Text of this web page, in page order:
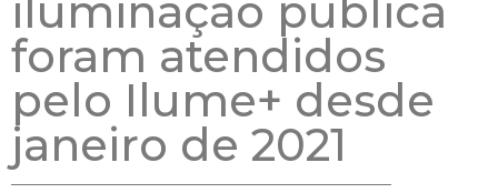
iluminação pública
foram atendidos
pelo Ilume+ desde
janeiro de 2021